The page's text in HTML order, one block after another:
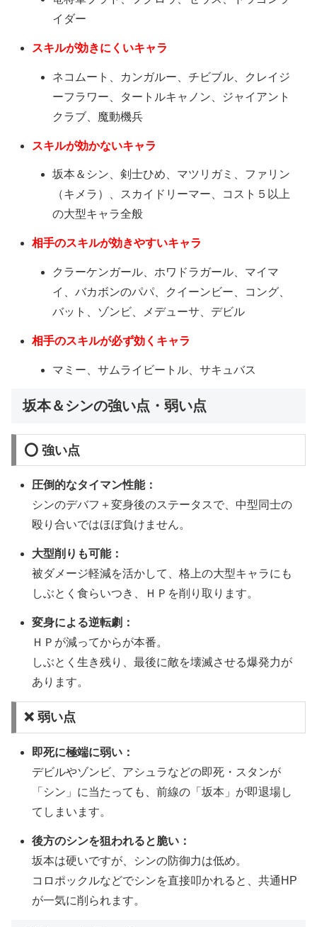
イダー
スキルが効きにくいキャラ
ネコムート、カンガルー、チビブル、クレイジ
ーフラワー、タートルキャノン、ジャイアント
クラブ、魔動機兵
スキルが効かないキャラ
坂本＆シン、剣士ひめ、マツリガミ、ファリン
（キメラ）、スカイドリーマー、コスト５以上
の大型キャラ全般
相手のスキルが効きやすいキャラ
クラーケンガール、ホワドラガール、マイマ
イ、バカボンのパパ、クイーンビー、コング、
バット、ゾンビ、メデューサ、デビル
相手のスキルが必ず効くキャラ
マミー、サムライビートル、サキュバス
坂本＆シンの強い点・弱い点
⭕ 強い点
圧倒的なタイマン性能：
シンのデバフ＋変身後のステータスで、中型同士の
殴り合いではほぼ負けません。
大型削りも可能：
被ダメージ軽減を活かして、格上の大型キャラにも
しぶとく食らいつき、ＨＰを削り取ります。
変身による逆転劇：
ＨＰが減ってからが本番。
しぶとく生き残り、最後に敵を壊滅させる爆発力が
あります。
❌ 弱い点
即死に極端に弱い：
デビルやゾンビ、アシュラなどの即死・スタンが
「シン」に当たっても、前線の「坂本」が即退場し
てしまいます。
後方のシンを狙われると脆い：
坂本は硬いですが、シンの防御力は低め。
コロポックルなどでシンを直接叩かれると、共通HP
が一気に削られます。